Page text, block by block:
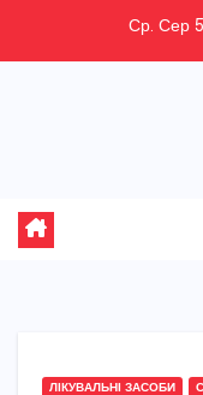
Ср. Сер
ЛІКУВАЛЬНІ ЗАСОБИ